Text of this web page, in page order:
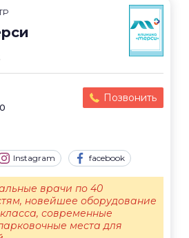
Позвонить
Instagram facebook
врачи по 40
новейшее оборудование
современные
места для